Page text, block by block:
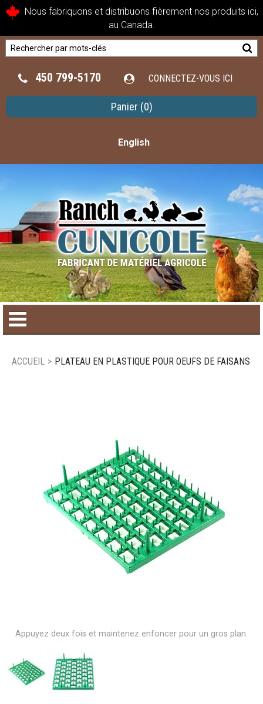
Nous fabriquons et distribuons fièrement nos produits ici,
au Canada.
450 799-5170 CONNECTEZ-VOUS ICI
Panier (0)
English
Nouveaux produits
Nous joindre
ACCUEIL > PLATEAU EN PLASTIQUE POUR OEUFS DE FAISANS
Appuyez deux fois et maintenez enfoncer pour un gros plan.